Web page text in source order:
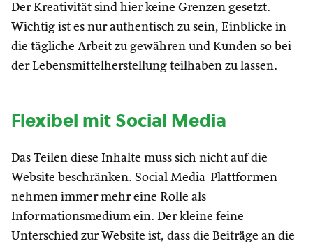
Der Kreativität sind hier keine Grenzen gesetzt.
Wichtig ist es nur authentisch zu sein, Einblicke in
die tägliche Arbeit zu gewähren und Kunden so bei
der Lebensmittelherstellung teilhaben zu lassen.
Flexibel mit Social Media
Das Teilen diese Inhalte muss sich nicht auf die
Website beschränken. Social Media-Plattformen
nehmen immer mehr eine Rolle als
Informationsmedium ein. Der kleine feine
Unterschied zur Website ist, dass die Beiträge an die